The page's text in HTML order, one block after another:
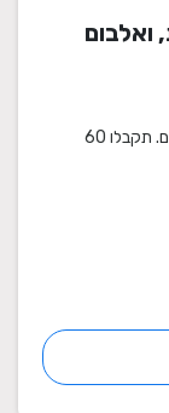
ואלבום
חבילה הכוללת כשעה שעה וחצי, צילומים בבית שלכם. תקבלו 60